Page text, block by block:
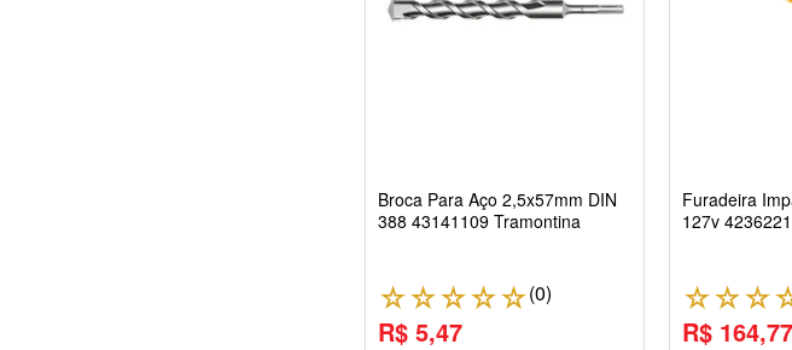
Broca Para Aço 2,5x57mm DIN
388 43141109 Tramontina
☆☆☆☆☆(0)
R$ 5,47
Furadeira
127v
☆☆☆
R$ 164,77